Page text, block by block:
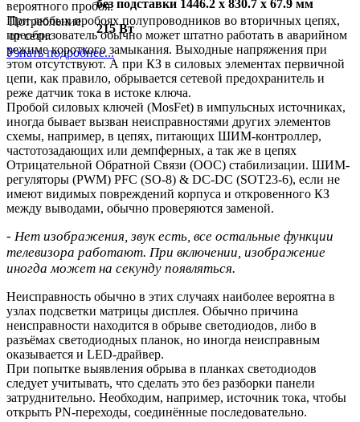
без подставки 1446.2 x 830.7 x 67.9 мм
Потребление
от сети:
215 Вт
Узнать подробнее...
вероятного пробоя.
При любых пробоях полупроводников во вторичных цепях,
преобразователь обычно может штатно работать в аварийном
режиме короткого замыкания. Выходные напряжения при
этом отсутствуют. А при КЗ в силовых элементах первичной
цепи, как правило, обрывается сетевой предохранитель и
реже датчик тока в истоке ключа.
Пробой силовых ключей (MosFet) в импульсных источниках,
иногда бывает вызван неисправностями других элементов
схемы, например, в цепях, питающих ШИМ-контроллер,
частотозадающих или демпферных, а так же в цепях
Отрицательной Обратной Связи (ООС) стабилизации. ШИМ-
регуляторы (PWM) PFC (SO-8) & DC-DC (SOT23-6), если не
имеют видимых повреждений корпуса и откровенного КЗ
между выводами, обычно проверяются заменой.
- Нет изображения, звук есть, все остальные функции
телевизора работают. При включении, изображение
иногда может на секунду появляться.
Неисправность обычно в этих случаях наиболее вероятна в
узлах подсветки матрицы дисплея. Обычно причина
неисправности находится в обрыве светодиодов, либо в
разъёмах светодиодных планок, но иногда неисправным
оказывается и LED-драйвер.
При попытке выявления обрыва в планках светодиодов
следует учитывать, что сделать это без разборки панели
затруднительно. Необходим, например, источник тока, чтобы
открыть PN-переходы, соединённые последовательно.